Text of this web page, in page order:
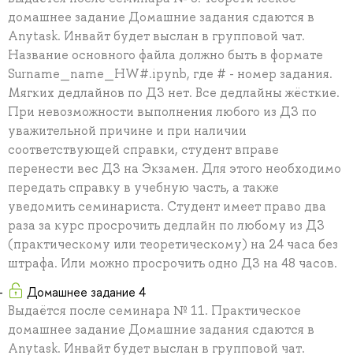
домашнее задание Домашние задания сдаются в
Anytask. Инвайт будет выслан в групповой чат.
Название основного файла должно быть в формате
Surname_name_HW#.ipynb, где # - номер задания.
Мягких дедлайнов по ДЗ нет. Все дедлайны жёсткие.
При невозможности выполнения любого из ДЗ по
уважительной причине и при наличии
соответствующей справки, студент вправе
перенести вес ДЗ на Экзамен. Для этого необходимо
передать справку в учебную часть, а также
уведомить семинариста. Студент имеет право два
раза за курс просрочить дедлайн по любому из ДЗ
(практическому или теоретическому) на 24 часа без
штрафа. Или можно просрочить одно ДЗ на 48 часов.
Домашнее задание 4
Выдаётся после семинара № 11. Практическое
домашнее задание Домашние задания сдаются в
Anytask. Инвайт будет выслан в групповой чат.